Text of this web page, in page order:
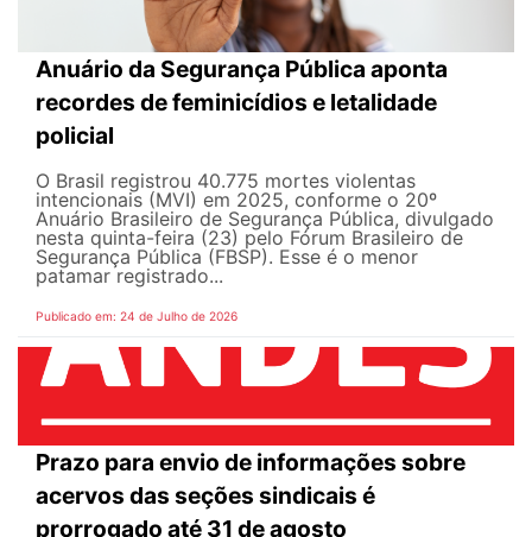
Anuário da Segurança Pública aponta
recordes de feminicídios e letalidade
policial
O Brasil registrou 40.775 mortes violentas
intencionais (MVI) em 2025, conforme o 20º
Anuário Brasileiro de Segurança Pública, divulgado
nesta quinta-feira (23) pelo Fórum Brasileiro de
Segurança Pública (FBSP). Esse é o menor
patamar registrado...
Publicado em: 24 de Julho de 2026
Prazo para envio de informações sobre
acervos das seções sindicais é
prorrogado até 31 de agosto